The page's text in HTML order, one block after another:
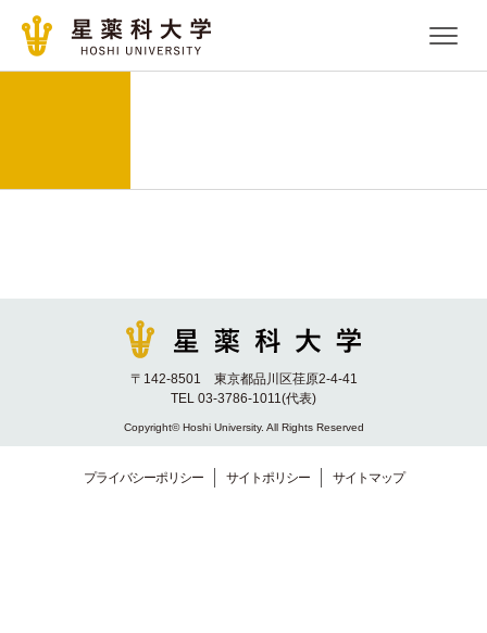
〒142-8501 東京都品川区荏原2-4-41
TEL 03-3786-1011(代表)
Copyright© Hoshi University. All Rights Reserved
プライバシーポリシー サイトポリシー サイトマップ